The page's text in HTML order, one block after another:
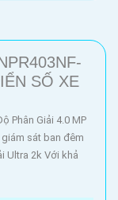
SỐ XE
Phân Giải 4.0 MP
sát ban đêm
Ultra 2k Với khả